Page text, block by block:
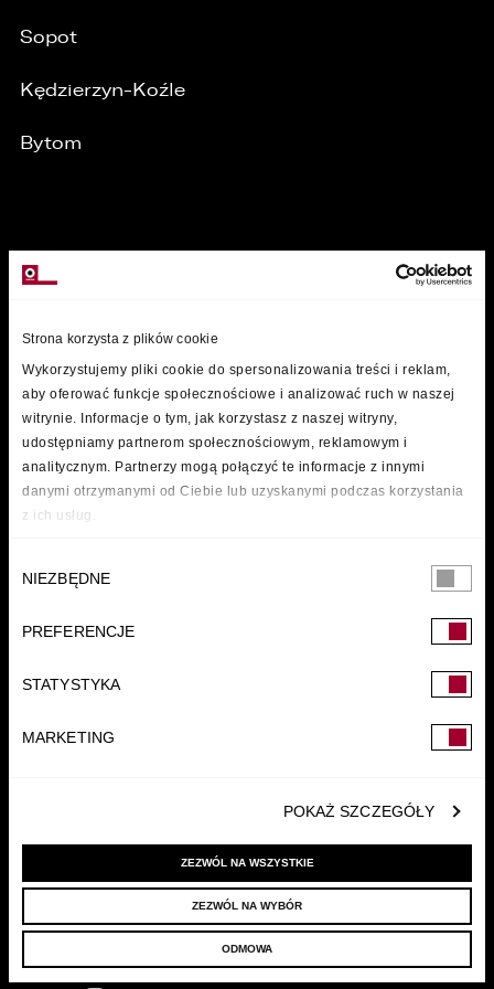
Strona korzysta z plików cookie
Wykorzystujemy pliki cookie do spersonalizowania treści i reklam,
aby oferować funkcje społecznościowe i analizować ruch w naszej
witrynie. Informacje o tym, jak korzystasz z naszej witryny,
udostępniamy partnerom społecznościowym, reklamowym i
analitycznym. Partnerzy mogą połączyć te informacje z innymi
danymi otrzymanymi od Ciebie lub uzyskanymi podczas korzystania
z ich usług.
zgody
NIEZBĘDNE
PREFERENCJE
STATYSTYKA
MARKETING
POKAŻ SZCZEGÓŁY
ZEZWÓL NA WSZYSTKIE
ZEZWÓL NA WYBÓR
ODMOWA
Sopot
Kędzierzyn-Koźle
Bytom
FUNDACJA
© 2022 LELLEK.PL | POLITYKA PRYWATNOŚCI